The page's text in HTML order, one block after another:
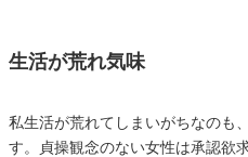
生活が荒れ気味
私生活が荒れてしまいがちなのも
す。貞操観念のない女性は承認欲